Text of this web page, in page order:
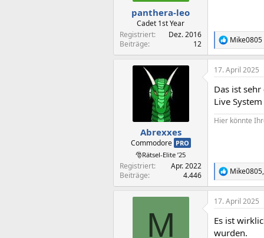
panthera-leo
Cadet 1st Year
Registriert
Dez. 2016
Beiträge
12
R
e
a
k
i
o
e
Mike0805
Abrexxes
Commodore PRO
🎅Rätsel-Elite ’25
Registriert
Apr. 2022
Beiträge
4.446
17. April 2025
Das ist
Live
Hier könnte
R
e
a
k
i
o
Mike0805,
M
17. April 2025
Es ist
wurden.